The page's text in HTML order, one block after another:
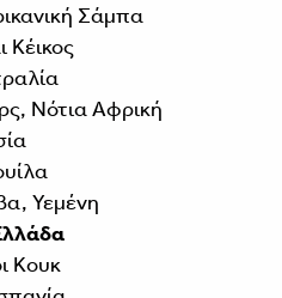
Σάμπα
Κέικος
Νότια Αφρική
Υεμένη
Κουκ